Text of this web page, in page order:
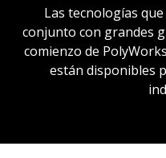
Las tecnologías
conjunto con grandes
comienzo de
están disponibles